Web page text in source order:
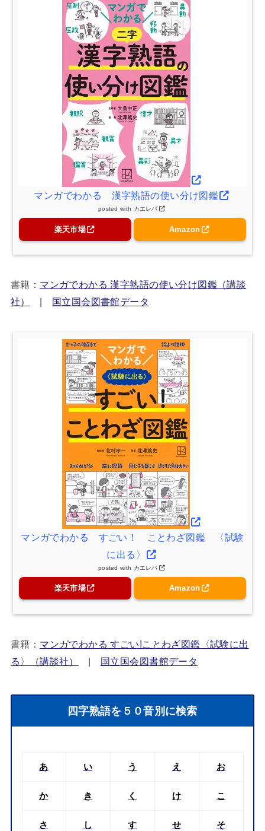
マンガでわかる 漢字熟語の使い分け図鑑
posted with カエレバ
楽天市場 Amazon
書籍： マンガでわかる 漢字熟語の使い分け図鑑（講談
社）
国立国会図書館データ
マンガでわかる すごい！ ことわざ図鑑 〈試験
に出る〉
posted with カエレバ
楽天市場 Amazon
書籍： マンガでわかる すごい!ことわざ図鑑〈試験に出
る〉（講談社）
| 国立国会図書館データ
四字熟語を５０音別に検索
あ い う え お
か き く け こ
さ し す せ そ